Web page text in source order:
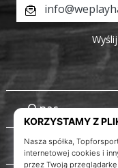
O nas
Obsługa klienta